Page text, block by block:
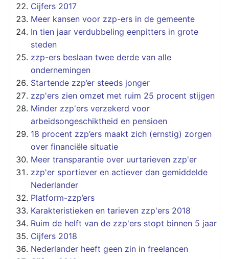
Cijfers 2017
Meer kansen voor zzp-ers in de gemeente
In tien jaar verdubbeling eenpitters in grote
steden
zzp-ers beslaan twee derde van alle
ondernemingen
Startende zzp’er steeds jonger
zzp'ers zien omzet met ruim 25 procent stijgen
Minder zzp'ers verzekerd voor
arbeidsongeschiktheid en pensioen
18 procent zzp’ers maakt zich (ernstig) zorgen
over financiële situatie
Meer transparantie over uurtarieven zzp'er
zzp'er sportiever en actiever dan gemiddelde
Nederlander
Platform-zzp’ers
Karakteristieken en tarieven zzp'ers 2018
Ruim de helft van de zzp'ers stopt binnen 5 jaar
Cijfers 2018
Nederlander heeft geen zin in freelancen